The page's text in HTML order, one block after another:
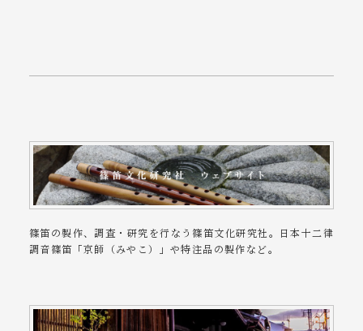
篠笛の製作、調査・研究を行なう篠笛文化研究社。日本十二律
調音篠笛「京師（みやこ）」や特注品の製作など。